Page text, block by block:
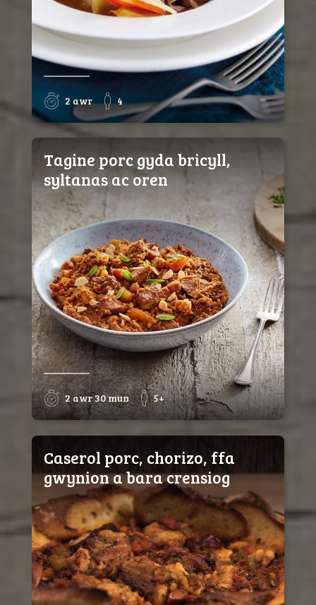
2 awr 4
Tagine porc gyda bricyll,
syltanas ac oren
2 awr 30 mun 5+
Caserol porc, chorizo, ffa
gwynion a bara crensiog